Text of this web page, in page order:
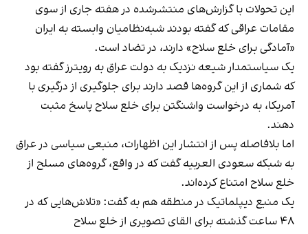
این تحولات با گزارش‌های منتشرشده در هفته جاری از سوی
مقامات عراقی که گفته بودند شبه‌نظامیان وابسته به ایران
«آمادگی برای خلع سلاح» دارند، در تضاد است.
یک سیاستمدار شیعه نزدیک به دولت عراق به رویترز گفته بود
که شماری از این گروه‌ها قصد دارند برای جلوگیری از درگیری با
آمریکا، به درخواست واشنگتن برای خلع سلاح پاسخ مثبت
دهند.
اما بلافاصله پس از انتشار این اظهارات، منبعی سیاسی در عراق
به شبکه سعودی العربیه گفت که در واقع، گروه‌های مسلح از
خلع سلاح امتناع کرده‌اند.
یک منبع دیپلماتیک در منطقه هم به گفت: «تلاش‌هایی که در
۴۸ ساعت گذشته برای القای تصویری از خلع سلاح